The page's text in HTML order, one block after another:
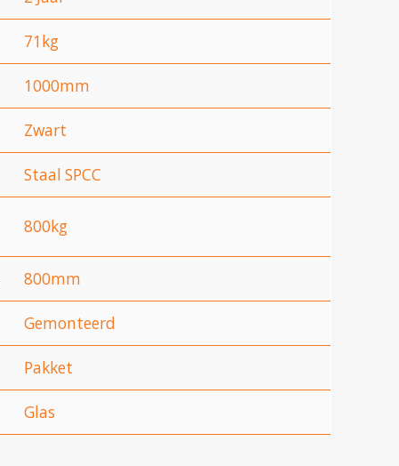
71kg
1000mm
Zwart
Staal SPCC
800kg
800mm
Gemonteerd
Pakket
Glas